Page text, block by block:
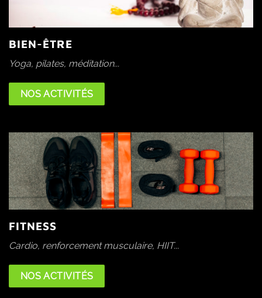
BIEN-ÊTRE
Yoga, pilates, méditation...
NOS ACTIVITÉS
FITNESS
Cardio, renforcement musculaire, HIIT...
NOS ACTIVITÉS